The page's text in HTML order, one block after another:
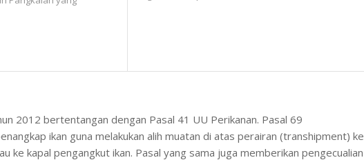
2012 bertentangan dengan Pasal 41 UU Perikanan. Pasal 69
ikan guna melakukan alih muatan di atas perairan (transhipment) ke
ke kapal pengangkut ikan. Pasal yang sama juga memberikan pengecualian